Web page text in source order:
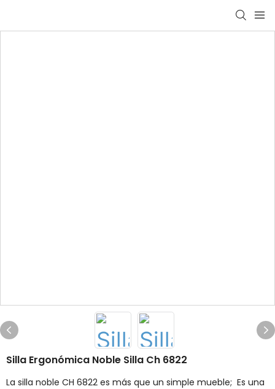
Silla Ergonómica Noble Silla Ch 6822
La silla noble CH 6822 es más que un simple mueble; Es una